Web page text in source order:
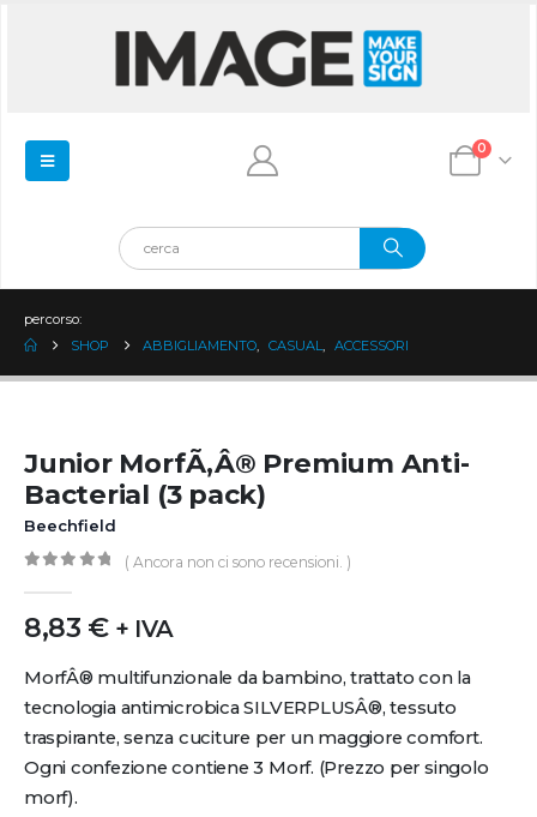
0
percorso:
SHOP
ABBIGLIAMENTO CASUAL ACCESSORI
Junior MorfÃ‚Â® Premium Anti-
Bacterial (3 pack)
Beechfield
( Ancora non ci sono recensioni. )
8,83 € + IVA
MorfÂ® multifunzionale da bambino, trattato con la
tecnologia antimicrobica SILVERPLUSÂ®, tessuto
traspirante, senza cuciture per un maggiore comfort.
Ogni confezione contiene 3 Morf. (Prezzo per singolo
morf).